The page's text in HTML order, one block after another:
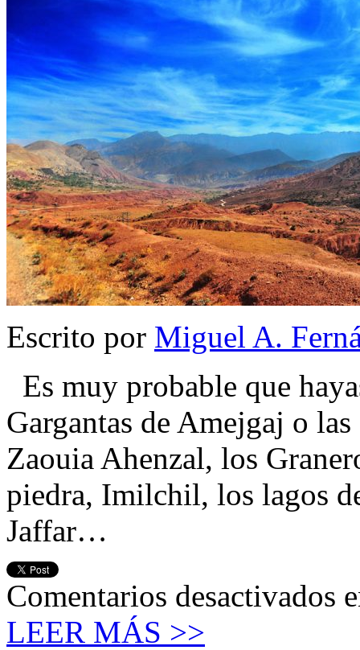
Escrito por Miguel A.
Es muy probable que
Gargantas de Amejgaj o
Zaouia Ahenzal, los
piedra, Imilchil, los lagos
Jaffar…
Comentarios desactivados
LEER MÁS >>